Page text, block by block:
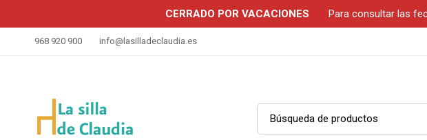
CERRADO POR VACACIONES Para consultar las
968 920 900 info@lasilladeclaudia.es